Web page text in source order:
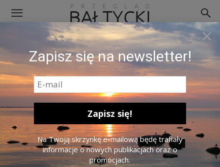
Atrybut produktu: Autor Magdalena Spendel
Magdalena Spendel
Promocja!
Jak zostać
×
Zapisz się na newsletter!
Na Twoją skrzynkę e-mailową będę trafiały
informacje o nowych publikacjach oraz o
promocjach.